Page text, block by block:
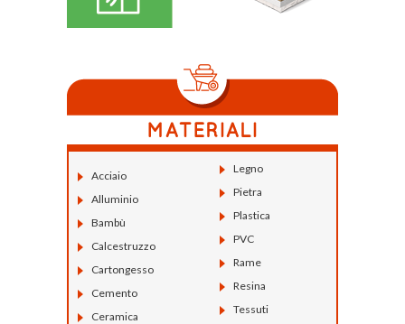
Acciaio
Alluminio
Bambù
Calcestruzzo
Cartongesso
Cemento
Ceramica
Legno
Pietra
Plastica
PVC
Rame
Resina
Tessuti